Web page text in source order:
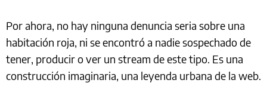
Por ahora, no hay ninguna denuncia seria sobre una
habitación roja, ni se encontró a nadie sospechado de
tener, producir o ver un stream de este tipo. Es una
construcción imaginaria, una leyenda urbana de la web.